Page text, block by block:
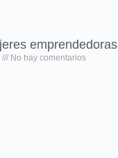
emprendedoras
No hay comentarios